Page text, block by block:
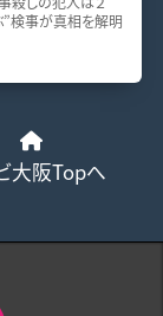
”検事が真相を解明
大阪Topへ